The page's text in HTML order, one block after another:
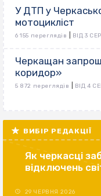
У ДТП у
мотоцикліст
6 155 переглядів ВІД 3
Черкащан
коридор»
5 872 переглядів ВІД 4
ВИБІР РЕДАКЦІЇ
Як черкасці
відключень
29 ЧЕРВНЯ 2026